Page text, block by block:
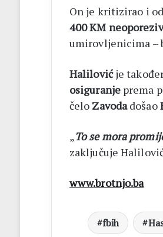
On je kritizirao i
400 KM
umirovljenicima –
Halilovićje
osiguranjeprema
čelo Zavodadošao
„To se mora
zaključuje
www.brotnjo.ba
fbih